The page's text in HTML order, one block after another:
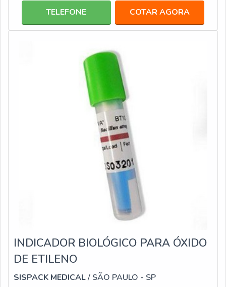
ultrassônicas são reconhecidas pela alta qualidade de
limpeza. Além disso, elas contam com outros diferencias,
TELEFONE COTAR AGORA
INDICADOR BIOLÓGICO PARA ÓXIDO
DE ETILENO
SISPACK MEDICAL/ SÃO PAULO - SP